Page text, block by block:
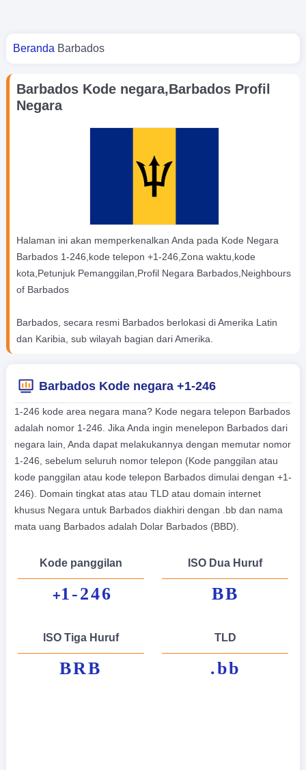
Kamu di sini
Beranda Barbados
Barbados Kode negara,Barbados Profil
Negara
Halaman ini akan memperkenalkan Anda pada Kode Negara
Barbados 1-246,kode telepon +1-246,Zona waktu,kode
kota,Petunjuk Pemanggilan,Profil Negara Barbados,Neighbours
of Barbados
Barbados, secara resmi Barbados berlokasi di Amerika Latin
dan Karibia, sub wilayah bagian dari Amerika.
Barbados Kode negara +1-246
1-246 kode area negara mana? Kode negara telepon Barbados
adalah nomor 1-246. Jika Anda ingin menelepon Barbados dari
negara lain, Anda dapat melakukannya dengan memutar nomor
1-246, sebelum seluruh nomor telepon (Kode panggilan atau
kode panggilan atau kode telepon Barbados dimulai dengan +1-
246). Domain tingkat atas atau TLD atau domain internet
khusus Negara untuk Barbados diakhiri dengan .bb dan nama
mata uang Barbados adalah Dolar Barbados (BBD).
Kode panggilan
+1-246
ISO Dua Huruf
BB
ISO Tiga Huruf
BRB
TLD
.bb